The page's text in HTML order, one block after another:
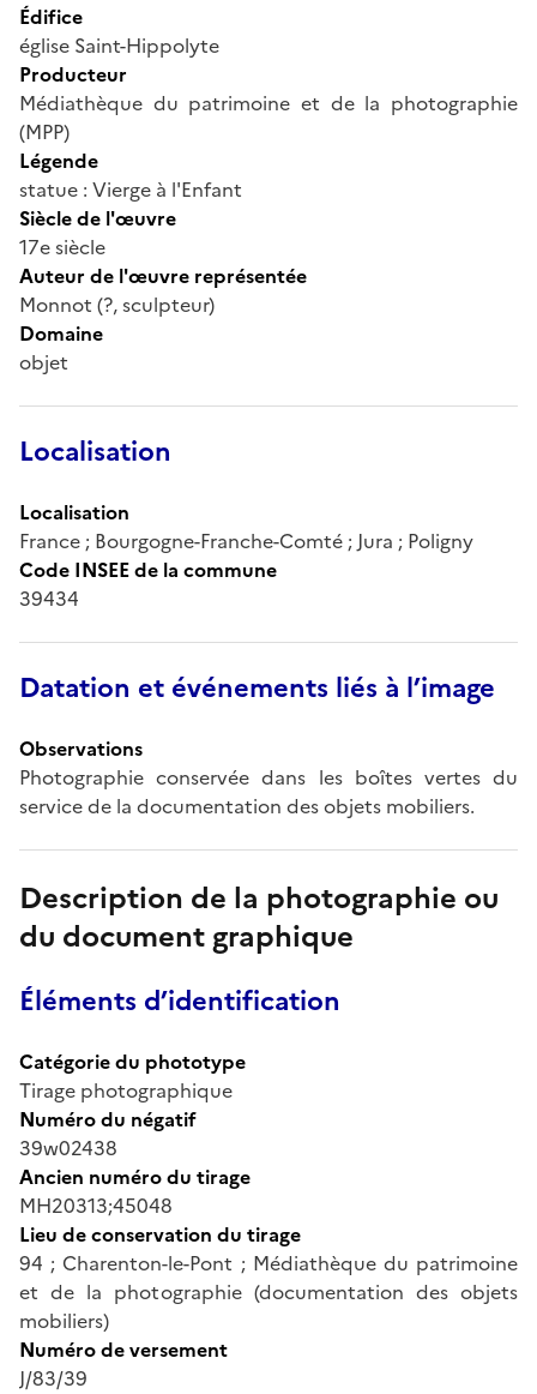
Édifice
église Saint-Hippolyte
Producteur
Médiathèque du patrimoine et de la photographie
(MPP)
Légende
statue : Vierge à l'Enfant
Siècle de l'œuvre
17e siècle
Auteur de l'œuvre représentée
Monnot (?, sculpteur)
Domaine
objet
Localisation
Localisation
France ; Bourgogne-Franche-Comté ; Jura ; Poligny
Code INSEE de la commune
39434
Datation et événements liés à l’image
Observations
Photographie conservée dans les boîtes vertes du
service de la documentation des objets mobiliers.
Description de la photographie ou
du document graphique
Éléments d’identification
Catégorie du phototype
Tirage photographique
Numéro du négatif
39w02438
Ancien numéro du tirage
MH20313;45048
Lieu de conservation du tirage
94 ; Charenton-le-Pont ; Médiathèque du patrimoine
et de la photographie (documentation des objets
mobiliers)
Numéro de versement
J/83/39